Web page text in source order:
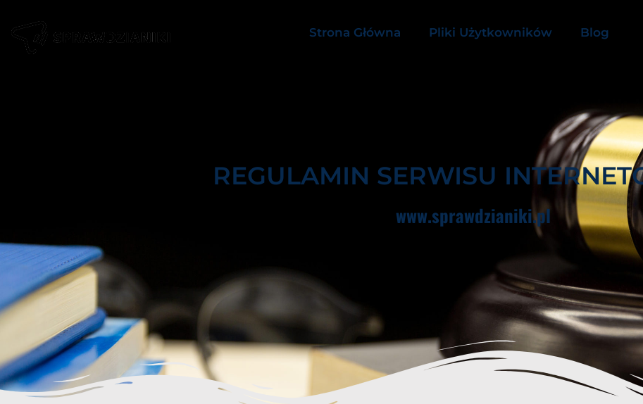
Strona Główna Pliki Użytkowników Blog
REGULAMIN SERWISU
www.sprawdzianiki.pl